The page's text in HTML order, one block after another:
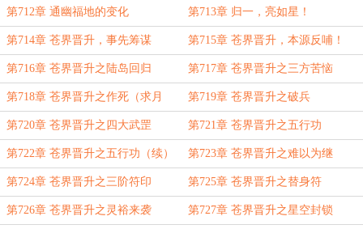
第712章 通幽福地的变化 第713章 归一，亮如星！
第714章 苍界晋升，事先筹谋 第715章 苍界晋升，本源反哺！
第716章 苍界晋升之陆岛回归 第717章 苍界晋升之三方苦恼
第718章 苍界晋升之作死（求月
票）
第719章 苍界晋升之破兵
第720章 苍界晋升之四大武罡 第721章 苍界晋升之五行功
第722章 苍界晋升之五行功（续） 第723章 苍界晋升之难以为继
第724章 苍界晋升之三阶符印 第725章 苍界晋升之替身符
第726章 苍界晋升之灵裕来袭 第727章 苍界晋升之星空封锁